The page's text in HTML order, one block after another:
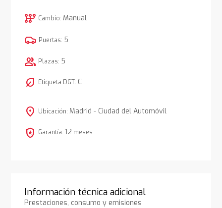
auto_transmission Cambio: Manual
Puertas: 5
group Plazas: 5
nest_eco_leaf Etiqueta DGT: C
location_on Ubicación: Madrid - Ciudad del Automóvil
local_police Garantía: 12 meses
Información técnica adicional
Prestaciones, consumo y emisiones